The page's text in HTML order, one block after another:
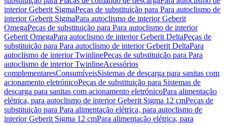
interior Geberit SigmaPeças de substituição para Para autoclismo de
interior Geberit SigmaPara autoclismo de interior Geberit
OmegaPeças de substituição para Para autoclismo de interior
Geberit OmegaPara autoclismo de interior Geberit DeltaPeças de
substituição para Para autoclismo de interior Geberit DeltaPara
autoclismo de interior TwinlinePeças de substituição para Para
autoclismo de interior TwinlineAcessórios
complementaresConsumíveisSistemas de descarga para sanitas com
acionamento eletrónicoPeças de substituição para Sistemas de
descarga para sanitas com acionamento eletrónicoPara alimentação
elétrica, para autoclismo de interior Geberit Sigma 12 cmPeças de
substituição para Para alimentação elétrica, para autoclismo de
interior Geberit Sigma 12 cmPara alimentação elétrica, para